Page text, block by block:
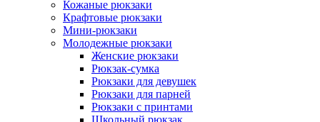
Кожаные рюкзаки
Крафтовые рюкзаки
Мини-рюкзаки
Молодежные рюкзаки
Женские рюкзаки
Рюкзак-сумка
Рюкзаки для девушек
Рюкзаки для парней
Рюкзаки с принтами
Школьный рюкзак